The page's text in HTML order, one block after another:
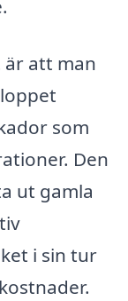
att man
som
Den
ut gamla
i sin tur